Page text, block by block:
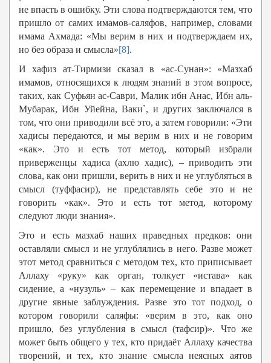
не впасть в ошибку. Эти слова подтверждаются тем, что
пришло от самих имамов-саляфов, например, словами
имама Ахмада: «Мы верим в них и подтверждаем их,
но без образа и смысла»[8].
И хафиз ат-Тирмизи сказал в «ас-Сунан»: «Мазхаб
имамов, относящихся к людям знаний в этом вопросе,
таких, как Суфьян ас-Саври, Малик ибн Анас, Ибн аль-
Мубарак, Ибн Уйейна, Ваки`, и других заключался в
том, что они приводили всё это, а затем говорили: «Эти
хадисы передаются, и мы верим в них и не говорим
«как». Это и есть тот метод, который избрали
приверженцы хадиса (ахлю хадис), – приводить эти
слова, как они пришли, верить в них и не углубляться в
смысл (туффасир), не представлять себе это и не
говорить «как». Это и есть тот метод, которому
следуют люди знания».
Это и есть мазхаб наших праведных предков: они
оставляли смысл и не углублялись в него. Разве может
этот метод сравниться с методом тех, кто приписывает
Аллаху «руку» как орган, толкует «истава» как
сидение, а «нузуль» – как перемещение и впадает в
другие явные заблуждения. Разве это тот подход, о
котором говорили саляфы: «верим в это, как оно
пришло, без углубления в смысл (тафсир)». Что же
может быть общего у тех, кто придаёт Аллаху качества
творений, и тех, кто знание смысла неясных аятов